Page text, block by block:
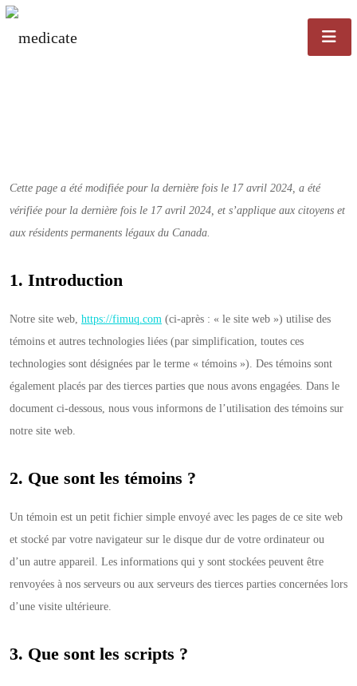
Cette page a été modifiée pour la dernière fois le 17 avril 2024, a été
vérifiée pour la dernière fois le 17 avril 2024, et s’applique aux citoyens et
aux résidents permanents légaux du Canada.
1. Introduction
Notre site web, https://fimuq.com (ci-après : « le site web ») utilise des
témoins et autres technologies liées (par simplification, toutes ces
technologies sont désignées par le terme « témoins »). Des témoins sont
également placés par des tierces parties que nous avons engagées. Dans le
document ci-dessous, nous vous informons de l’utilisation des témoins sur
notre site web.
2. Que sont les témoins ?
Un témoin est un petit fichier simple envoyé avec les pages de ce site web
et stocké par votre navigateur sur le disque dur de votre ordinateur ou
d’un autre appareil. Les informations qui y sont stockées peuvent être
renvoyées à nos serveurs ou aux serveurs des tierces parties concernées lors
d’une visite ultérieure.
3. Que sont les scripts ?